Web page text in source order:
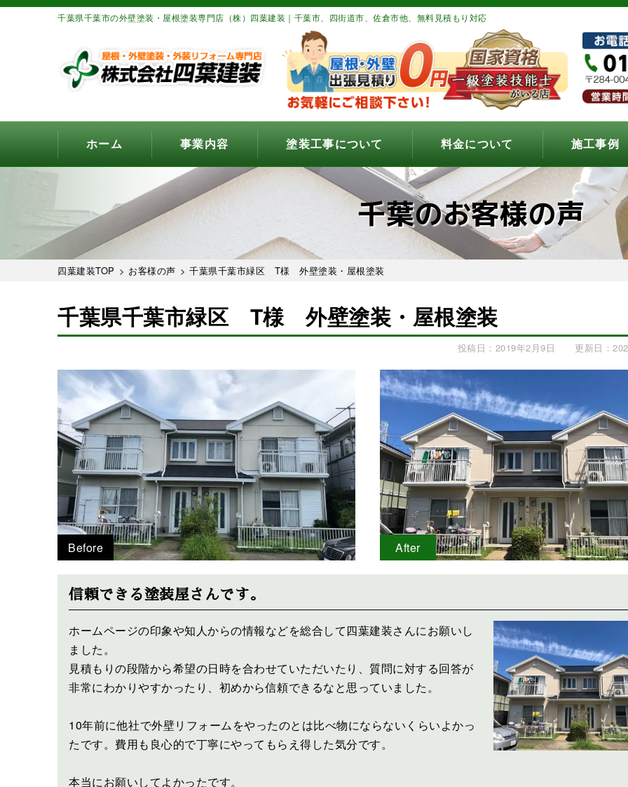
千葉県千葉市の外壁塗装・屋根塗装専門店（株）四葉建装｜千葉市、四街道市、佐倉市他、無料見積もり対応
ホーム 事業内容 塗装工事について 料金について 施工事例
千葉のお客様の声
四葉建装TOP > お客様の声 > 千葉県千葉市緑区 T様 外壁塗装・屋根塗装
千葉県千葉市緑区 T様 外壁塗装・屋根塗装
投稿日：2019年2月9日 更新日：
Before After
信頼できる塗装屋さんです。
ホームページの印象や知人からの情報などを総合して四葉建装さんにお願いし
ました。
見積もりの段階から希望の日時を合わせていただいたり、質問に対する回答が
非常にわかりやすかったり、初めから信頼できるなと思っていました。
10年前に他社で外壁リフォームをやったのとは比べ物にならないくらいよかっ
たです。費用も良心的で丁寧にやってもらえ得した気分です。
本当にお願いしてよかったです。